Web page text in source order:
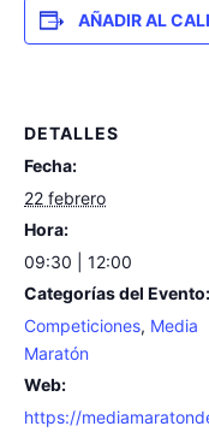
AÑADIR AL
DETALLES
Fecha:
22 febrero
Hora:
09:30 | 12:00
Categorías del Evento:
Competiciones, Media
Maratón
Web:
https://